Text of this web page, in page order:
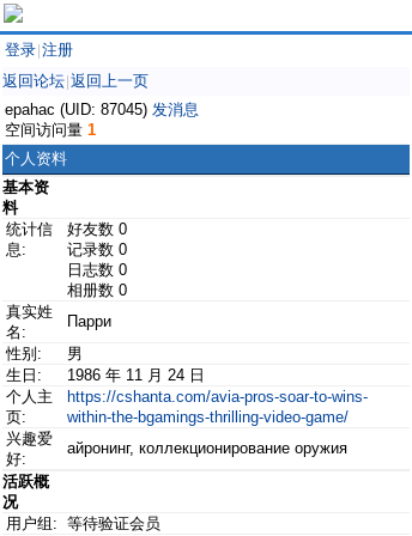
登录 注册
返回论坛 返回上一页
epahac (UID: 87045) 发消息
空间访问量 1
个人资料
基本资
料
统计信
息:
好友数 0
记录数 0
日志数 0
相册数 0
真实姓
名:
Парри
性别:
男
生日:
1986 年 11 月 24 日
个人主
页:
https://cshanta.com/avia-pros-soar-to-wins-
within-the-bgamings-thrilling-video-game/
兴趣爱
好:
айронинг, коллекционирование оружия
活跃概
况
用户组: 等待验证会员